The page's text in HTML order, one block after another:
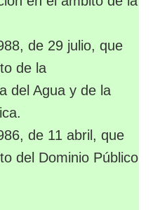
de 29 julio, que
de la
del Agua y de la
de 11 abril, que
del Dominio Público